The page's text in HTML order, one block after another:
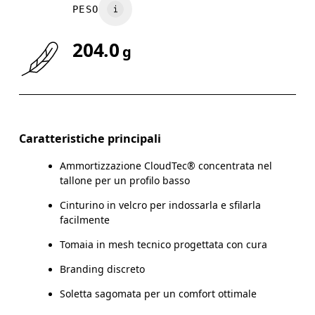
PESO
204.0 g
Caratteristiche principali
Ammortizzazione CloudTec® concentrata nel
tallone per un profilo basso
Cinturino in velcro per indossarla e sfilarla
facilmente
Tomaia in mesh tecnico progettata con cura
Branding discreto
Soletta sagomata per un comfort ottimale